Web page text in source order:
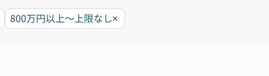
800万円以上〜上限なし